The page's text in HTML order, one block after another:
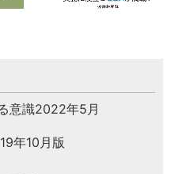
意識2022年5月
年10月版